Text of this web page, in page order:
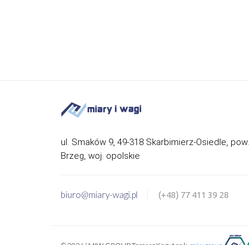
ul. Smaków 9, 49-318 Skarbimierz-Osiedle, pow.
Brzeg, woj. opolskie
biuro@miary-wagi.pl (+48) 77 411 39 28